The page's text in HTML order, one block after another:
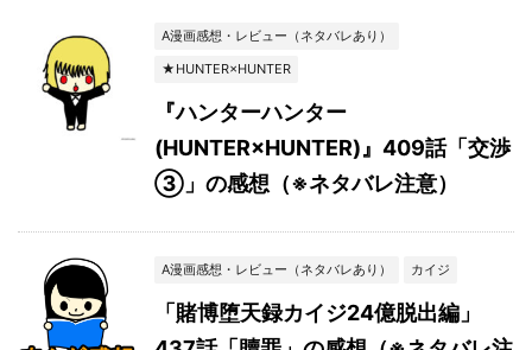
A漫画感想・レビュー（ネタバレあり）
★HUNTER×HUNTER
『ハンターハンター
(HUNTER×HUNTER)』409話「交渉
③」の感想（※ネタバレ注意）
A漫画感想・レビュー（ネタバレあり） カイジ
「賭博堕天録カイジ24億脱出編」